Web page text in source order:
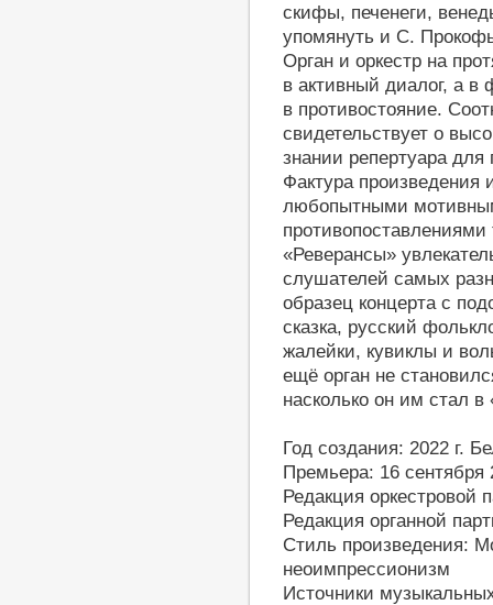
скифы, печенеги,
упомянуть и С.
Орган и оркестр на
в активный диалог, а
в противостояние.
свидетельствует о
знании репертуара для
Фактура произведения
любопытными
«Реверансы»
слушателей самых
образец концерта с
сказка, русский
жалейки, кувиклы и
ещё орган не
насколько он им стал
Год создания: 2022 г.
Премьера: 16
Редакция
Редакция органной
Стиль произведения:
неоимпрессионизм
Источники